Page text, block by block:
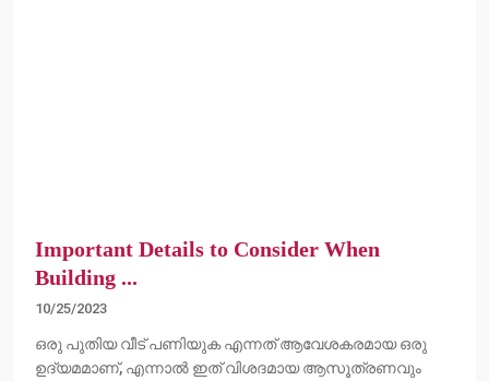
Important Details to Consider When
Building ...
10/25/2023
ഒരു പുതിയ വീട് പണിയുക എന്നത് ആവേശകരമായ ഒരു
ഉദ്യമമാണ്, എന്നാൽ ഇത് വിശദമായ ആസൂത്രണവും